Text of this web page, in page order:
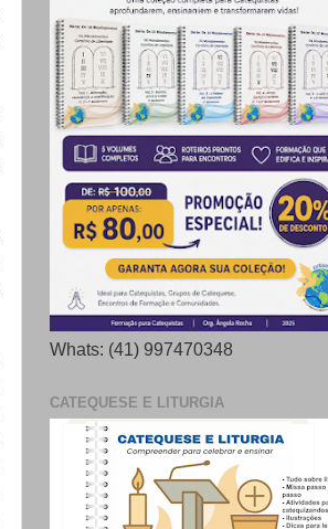
Whats: (41) 997470348
CATEQUESE E LITURGIA